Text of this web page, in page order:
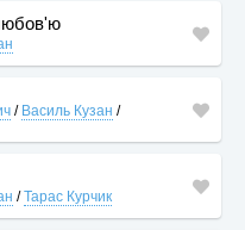
/ Василь Кузан /
/Тарас Курчик